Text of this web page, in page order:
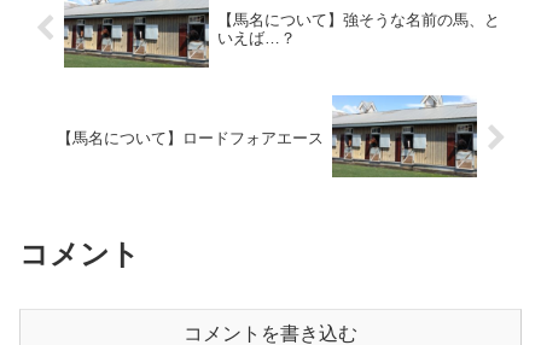
【馬名について】強そうな名前の馬、と
いえば…？
【馬名について】ロードフォアエース
コメント
コメントを書き込む